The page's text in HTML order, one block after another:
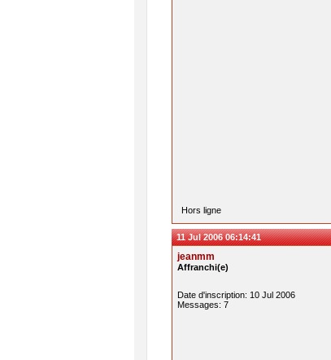
Hors ligne
11 Jul 2006 06:14:41
jeanmm
Affranchi(e)
Date d'inscription: 10 Jul 2006
Messages: 7